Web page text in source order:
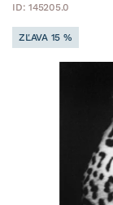
ID: 145205.0
ZĽAVA 15 %